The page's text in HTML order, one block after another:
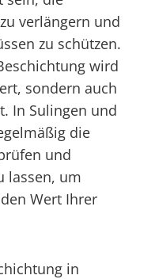
verlängern und
zu schützen.
wird
sondern auch
In Sulingen und
die
und
lassen, um
Wert Ihrer
in